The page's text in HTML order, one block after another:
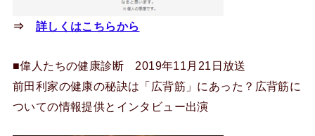
⇒ 詳しくはこちらから
■偉人たちの健康診断 2019年11月21日放送
前田利家の健康の秘訣は「広背筋」にあった？広背筋に
ついての情報提供とインタビュー出演